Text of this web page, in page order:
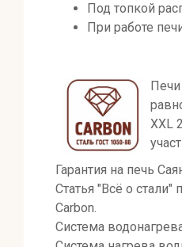
Под топкой
При работе
XXL
Гарантия на печь
Статья "Всё о
Carbon.
Система